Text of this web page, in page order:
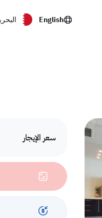
English
سعر الإيجار